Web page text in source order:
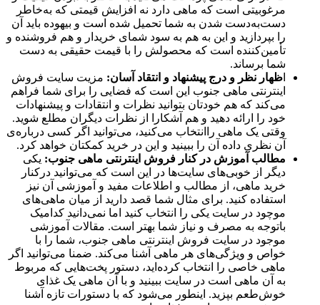
مرغوبیتی است که ماهی دارد نه افزایش قیمتی که به‌خاطر
دست‌به‌دست شدن به شما تحمیل شده است و بیهوده باید آن‌
را بپردازید و این به هم به سود شمای خریدار و هم فروشنده و
تأمین‌کننده است که محصولش را با قیمت حقیقی به دست
شما برساند.
ظهار نظر و درج پیشنهاد و انتقاد آسان: مزیت سایت فروش
اینترنتی ماهی جنوب این است که فضایی را برای شما فراهم
می‌کند که هم خودتان بتوانید نظرات و انتقادات و پیشنهادات
خود را ارائه دهید و هم آشکارا از نظرات دیگران مطلع شوید.
وقتی یک ماهی راانتخاب می‌کنید، می‌توانید اگر کسی درباره‌ی
آن نظری داده آن را ببینید و این در خرید کمکتان خواهد کرد.
مطالب آموزش در کنار فروش اینترنتی ماهی جنوب: یکی
دیگر از خوبی‌های سایت‌ها در این است که می‌توانید درکنار
خرید ماهی، از مطالب و اطلاعات مفید و آموزشی آن نیز
استفاده کنید. برای مثال شما قصد دارید از میان ماهی‌های
موچود در سایت یکی را انتخاب کنید اما نمی‌دانید کدامیک
باتوجه به مصرف و نیاز شما بهتر است. مقالات آموزشی
موجود در سایت فروش اینترنتی ماهی جنوب، شما را با
خواص و ویژگی‌های هر ماهی آشنا می‌کند. ضمنا می‌توانید اگر
ماهی خاصی را انتخاب کرده‌اید، دستور پخت‌هایی که مربوط
به آن ماهی است در سایت ببینید و با آن ماهی یک غذای
خوش‌طعم بپزید. اینطور می‌شود که با دستورات تازه آشنا